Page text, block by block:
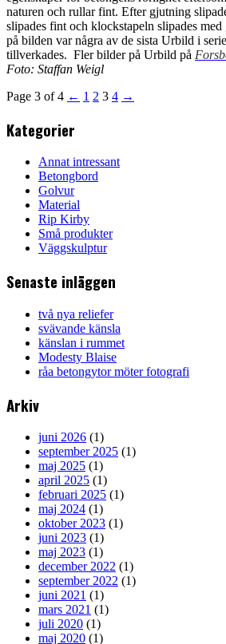
naturen och rullar fint. Efter gjutning
slipades fint och klockstapeln slipades
på bilden var några av de sista Urbild i
tillverkades. Fler bilder på Urbild på
Foto: Staffan Weigl
Page 3 of 4 ← 1 2 3 4 →
Kategorier
Annat intressant
Betongbord
Golvur
Material
Rip Kirby
Små produkter
Väggskulptur
Senaste inläggen
två nya reliefer
svävande känsla
känslan i rummet
Modesty Blaise
råa betongytor möter fotografi
Arkiv
juni 2026 (1)
september 2025 (1)
maj 2025 (1)
april 2025 (1)
februari 2025 (1)
maj 2024 (1)
oktober 2023 (1)
juni 2023 (1)
maj 2023 (1)
december 2022 (1)
september 2022 (1)
juni 2021 (1)
mars 2021 (1)
juli 2020 (1)
maj 2020 (1)